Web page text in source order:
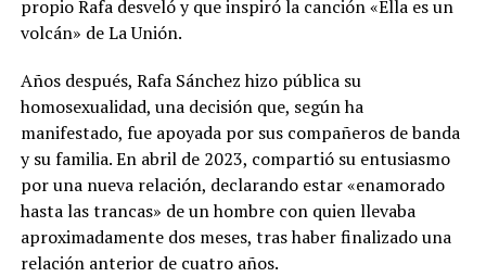
propio Rafa desveló y que inspiró la canción «Ella es un
volcán» de La Unión.
Años después, Rafa Sánchez hizo pública su
homosexualidad, una decisión que, según ha
manifestado, fue apoyada por sus compañeros de banda
y su familia. En abril de 2023, compartió su entusiasmo
por una nueva relación, declarando estar «enamorado
hasta las trancas» de un hombre con quien llevaba
aproximadamente dos meses, tras haber finalizado una
relación anterior de cuatro años.